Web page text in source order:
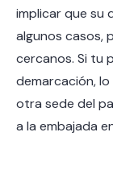
implicar que su
algunos casos,
cercanos. Si tu
demarcación,
otra sede del
a la embajada